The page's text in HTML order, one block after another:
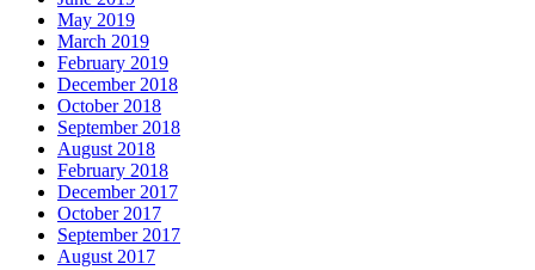
May 2019
March 2019
February 2019
December 2018
October 2018
September 2018
August 2018
February 2018
December 2017
October 2017
September 2017
August 2017